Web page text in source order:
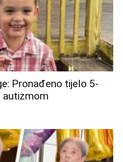
Pronađeno tijelo 5-
autizmom